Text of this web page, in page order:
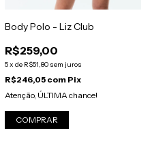
Body Polo - Liz Club
R$259,00
5x de R$51,80 sem juros
R$246,05 com Pix
Atenção, ÚLTIMA chance!
COMPRAR